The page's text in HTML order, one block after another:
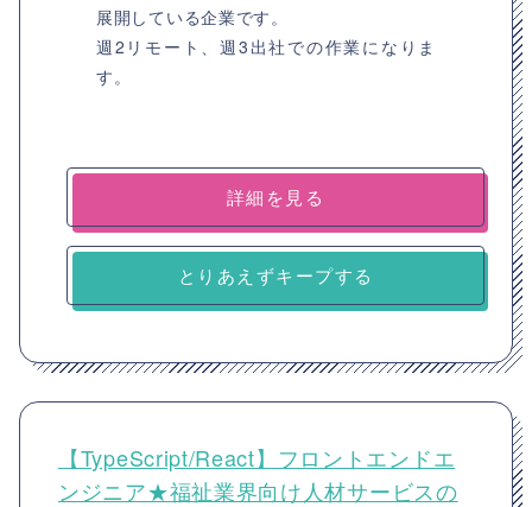
展開している企業です。
週2リモート、週3出社での作業になりま
す。
詳細を見る
とりあえずキープする
【TypeScript/React】フロントエンドエ
ンジニア★福祉業界向け人材サービスの